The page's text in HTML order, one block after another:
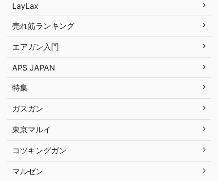
LayLax
売れ筋ランキング
エアガン入門
APS JAPAN
特集
ガスガン
東京マルイ
コツキングガン
マルゼン